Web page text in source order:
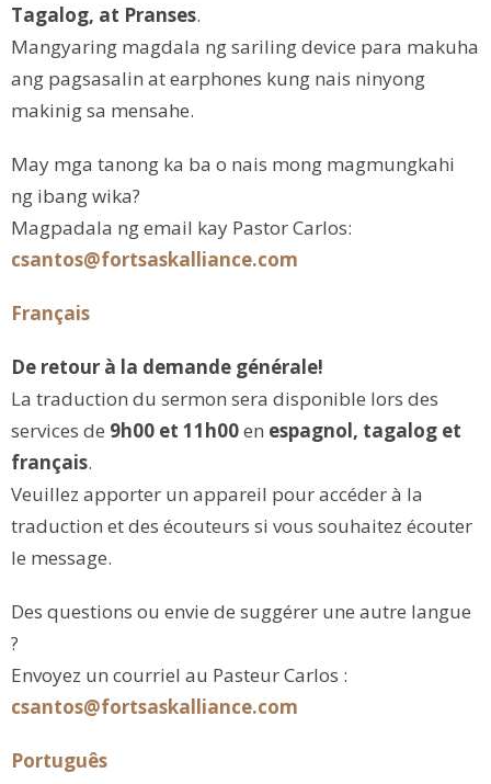
Tagalog, at Pranses.
Mangyaring magdala ng sariling device para makuha
ang pagsasalin at earphones kung nais ninyong
makinig sa mensahe.
May mga tanong ka ba o nais mong magmungkahi
ng ibang wika?
Magpadala ng email kay Pastor Carlos:
csantos@fortsaskalliance.com
Français
De retour à la demande générale!
La traduction du sermon sera disponible lors des
services de 9h00 et 11h00en espagnol, tagalog et
français.
Veuillez apporter un appareil pour accéder à la
traduction et des écouteurs si vous souhaitez écouter
le message.
Des questions ou envie de suggérer une autre langue
?
Envoyez un courriel au Pasteur Carlos :
csantos@fortsaskalliance.com
Português